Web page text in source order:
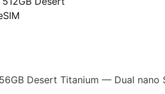
Desert Titanium — Dual nano